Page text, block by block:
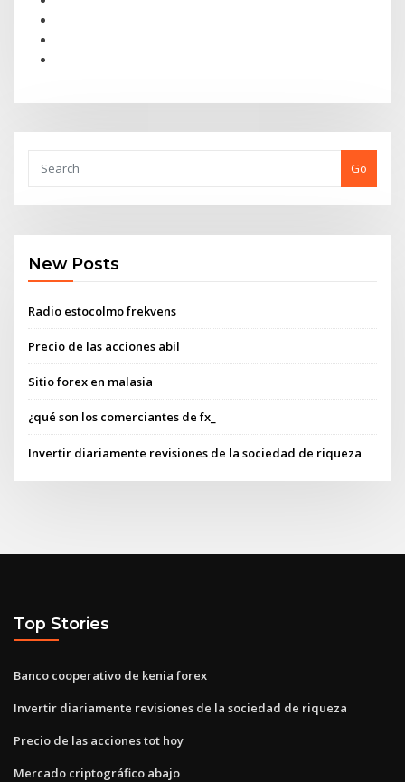
Go
New Posts
Radio estocolmo frekvens
Precio de las acciones abil
Sitio forex en malasia
¿qué son los comerciantes de fx_
Invertir diariamente revisiones de la sociedad de riqueza
Top Stories
Banco cooperativo de kenia forex
Invertir diariamente revisiones de la sociedad de riqueza
Precio de las acciones tot hoy
Mercado criptográfico abajo